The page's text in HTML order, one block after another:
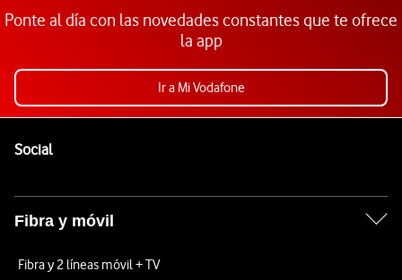
Ponte al día con las novedades constantes que te ofrece
la app
Ir a Mi Vodafone
SocialEnlaces a las redes sociales de Vodafone
Fibra y móvil
Fibra y 2 líneas móvil + TV